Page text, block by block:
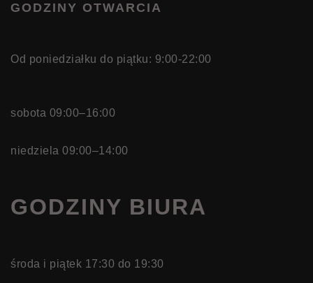
GODZINY OTWARCIA
Od poniedziałku do piątku: 9:00-22:00
sobota 09:00–16:00
niedziela 09:00–14:00
GODZINY BIURA
środa i piątek 17:30 do 19:30